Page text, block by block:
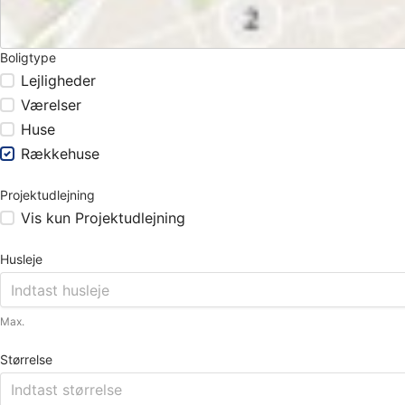
Boligtype
Lejligheder
Værelser
Huse
Rækkehuse
Projektudlejning
Vis kun Projektudlejning
Husleje
Max.
Størrelse